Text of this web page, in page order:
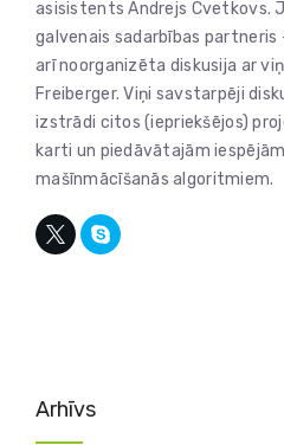
asisistents Andrejs Cvetkovs.
galvenais sadarbības partneris
arī noorganizēta diskusija ar
Freiberger. Viņi savstarpēji
izstrādi citos (iepriekšējos)
karti un piedāvātajām
mašīnmācīšanās algoritmiem.
Arhīvs